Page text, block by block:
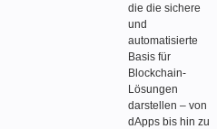
die die sichere
und
automatisierte
Basis für
Blockchain-
Lösungen
darstellen – von
dApps bis hin zu